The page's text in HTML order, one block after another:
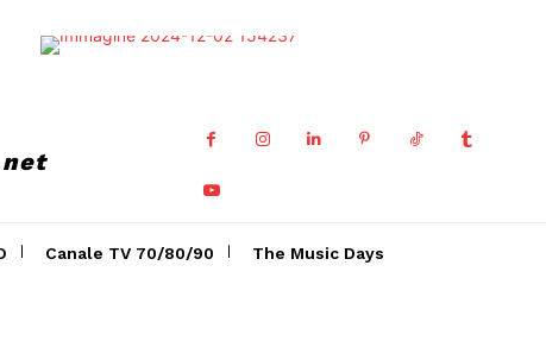
Canale TV 70/80/90 The Music Days